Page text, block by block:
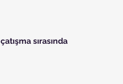
çatışma sırasında